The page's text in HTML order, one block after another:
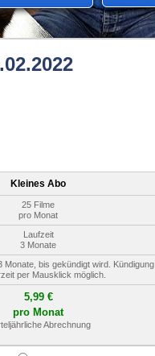
Kleines Abo
25 Filme
pro Monat
Laufzeit
3 Monate
Monate, bis gekündigt wird. Kündigung
per Mausklick möglich.
5,99 €
pro Monat
Abrechnung